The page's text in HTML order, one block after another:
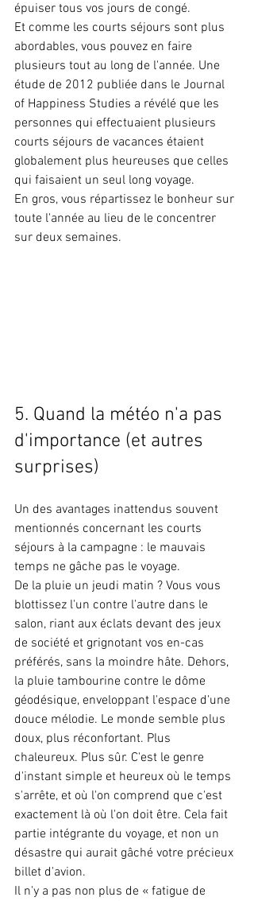
épuiser tous vos jours de congé.
Et comme les courts séjours sont plus
abordables, vous pouvez en faire
plusieurs tout au long de l'année. Une
étude de 2012 publiée dans le Journal
of Happiness Studies a révélé que les
personnes qui effectuaient plusieurs
courts séjours de vacances étaient
globalement plus heureuses que celles
qui faisaient un seul long voyage.
En gros, vous répartissez le bonheur sur
toute l'année au lieu de le concentrer
sur deux semaines.
5. Quand la météo n'a pas
d'importance (et autres
surprises)
Un des avantages inattendus souvent
mentionnés concernant les courts
séjours à la campagne : le mauvais
temps ne gâche pas le voyage.
De la pluie un jeudi matin ? Vous vous
blottissez l'un contre l'autre dans le
salon, riant aux éclats devant des jeux
de société et grignotant vos en-cas
préférés, sans la moindre hâte. Dehors,
la pluie tambourine contre le dôme
géodésique, enveloppant l'espace d'une
douce mélodie. Le monde semble plus
doux, plus réconfortant. Plus
chaleureux. Plus sûr. C'est le genre
d'instant simple et heureux où le temps
s'arrête, et où l'on comprend que c'est
exactement là où l'on doit être. Cela fait
partie intégrante du voyage, et non un
désastre qui aurait gâché votre précieux
billet d'avion.
Il n'y a pas non plus de « fatigue de